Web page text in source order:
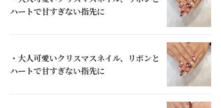
ハートで甘すぎない指先に
・大人可愛いクリスマスネイル、リボンと
ハートで甘すぎない指先に